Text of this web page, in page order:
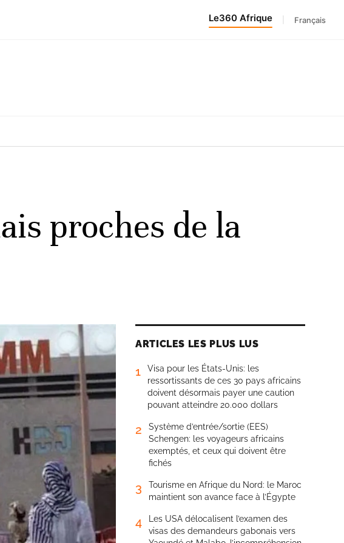
Le360 Afrique Français
proches de la
ARTICLES LES PLUS LUS
1
Visa pour les États-Unis: les
ressortissants de ces 30 pays africains
doivent désormais payer une caution
pouvant atteindre 20.000 dollars
2
Système d’entrée/sortie (EES)
Schengen: les voyageurs africains
exemptés, et ceux qui doivent être
fichés
3
Tourisme en Afrique du Nord: le Maroc
maintient son avance face à l’Égypte
4
Les USA délocalisent l’examen des
visas des demandeurs gabonais vers